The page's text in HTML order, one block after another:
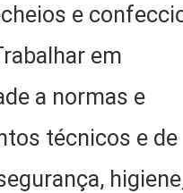
e
em
a normas e
técnicos e de